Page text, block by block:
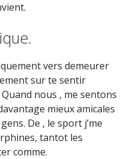
vers demeurer
sur te sentir
nous , me sentons
mieux amicales
De , le sport j’me
tantot les
comme.